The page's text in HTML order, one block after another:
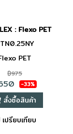
: Flexo PET
PET
฿975
-33%
สั่งซื้อสินค้า
เปรียบเทียบ